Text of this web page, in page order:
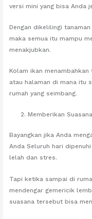
versi mini yang bisa Anda
Dengan dikelilingi
maka semua itu mampu
menakjubkan.
Kolam ikan
atau halaman di mana itu
rumah yang seimbang.
Memberikan
Bayangkan jika Anda
Anda Seluruh hari
lelah dan stres.
Tapi ketika sampai di
mendengar gemericik
suasana tersebut bisa